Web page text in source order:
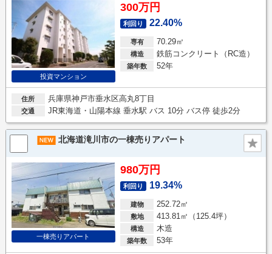
投資マンション
300万円
利回り 22.40%
専有 70.29㎡
構造 鉄筋コンクリート（RC造）
築年数 52年
住所 兵庫県神戸市垂水区高丸8丁目
交通 JR東海道・山陽本線 垂水駅 バス 10分 バス停 徒歩2分
北海道滝川市の一棟売りアパート
一棟売りアパート
980万円
利回り 19.34%
建物 252.72㎡
敷地 413.81㎡（125.4坪）
構造 木造
築年数 53年